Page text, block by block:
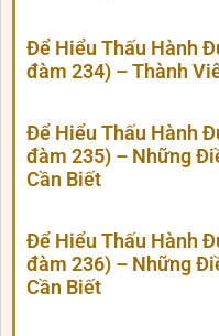
Để Hiểu Thấu Hành
đàm 234) – Thành
Để Hiểu Thấu Hành
đàm 235) – Những
Cần Biết
Để Hiểu Thấu Hành
đàm 236) – Những
Cần Biết